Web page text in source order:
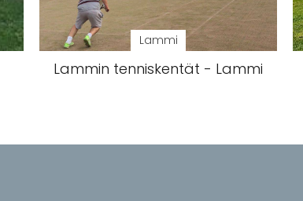
Lammi
Lammin tenniskentät - Lammi